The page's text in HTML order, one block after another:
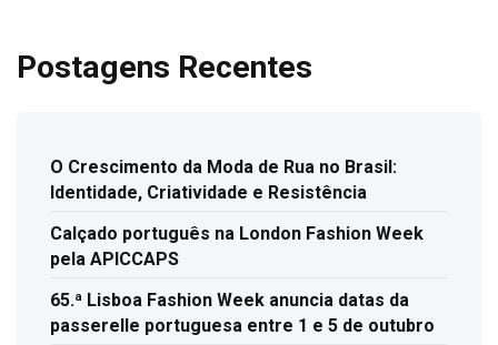
Postagens Recentes
O Crescimento da Moda de Rua no Brasil:
Identidade, Criatividade e Resistência
Calçado português na London Fashion Week
pela APICCAPS
65.ª Lisboa Fashion Week anuncia datas da
passerelle portuguesa entre 1 e 5 de outubro